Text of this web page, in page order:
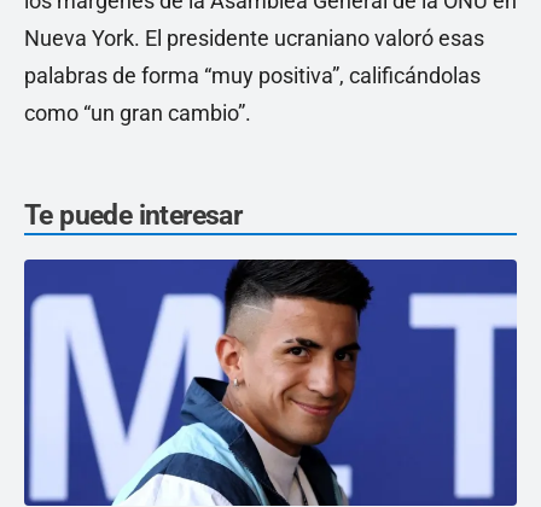
Nueva York. El presidente ucraniano valoró esas
palabras de forma “muy positiva”, calificándolas
como “un gran cambio”.
Te puede interesar